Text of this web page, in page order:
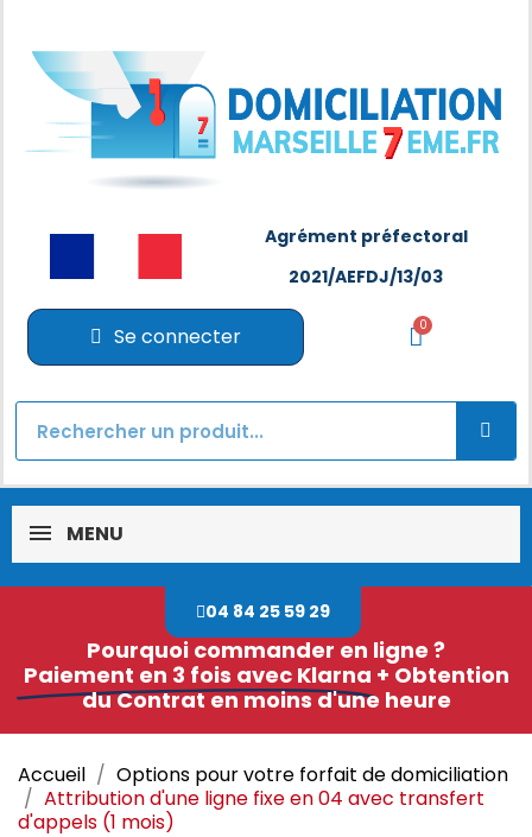
Agrément préfectoral
2021/AEFDJ/13/03
Se connecter
MENU
04 84 25 59 29
Pourquoi commander en ligne ?
Paiement en 3 fois avec Klarna + Obtention
du Contrat en moins d'une heure
Accueil
Options pour votre forfait de domiciliation
Attribution d'une ligne fixe en 04 avec transfert
d'appels (1 mois)